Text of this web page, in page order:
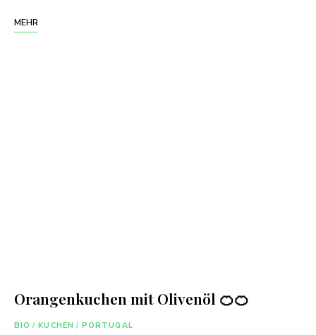
MEHR
Orangenkuchen mit Olivenöl 🍊🍊
BIO / KUCHEN / PORTUGAL